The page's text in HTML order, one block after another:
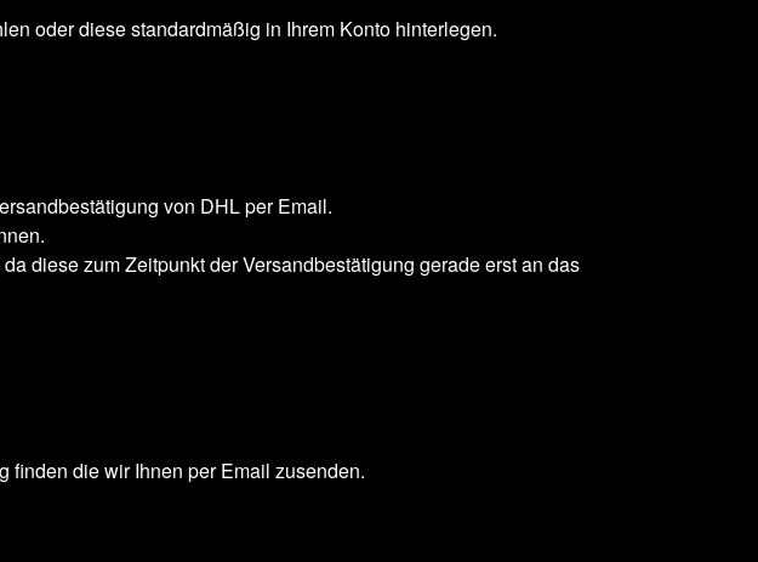
oder diese standardmäßig in Ihrem Konto hinterlegen.
von DHL per Email.
diese zum Zeitpunkt der Versandbestätigung gerade erst an das
finden die wir Ihnen per Email zusenden.